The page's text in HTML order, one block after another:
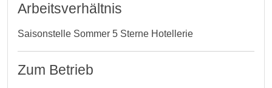
Arbeitsverhältnis
Saisonstelle Sommer 5 Sterne Hotellerie
Zum Betrieb